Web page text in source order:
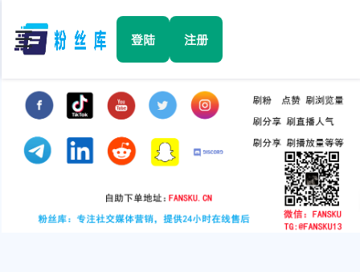
☰ 登陆 注册
Facebook
TikTok
YouTube